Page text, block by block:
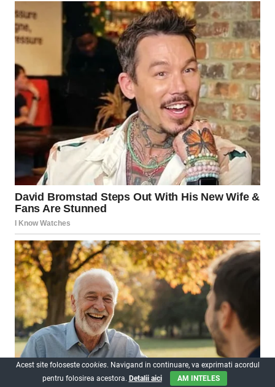
Acest site foloseste cookies. Navigand in continuare, va exprimati acordul
pentru folosirea acestora. Detalii aici AM INTELES